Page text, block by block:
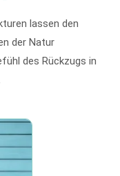
lassen den
der Natur
des Rückzugs in